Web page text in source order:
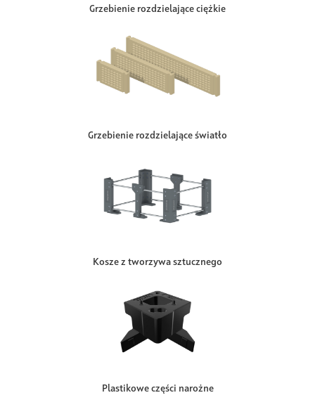
Grzebienie rozdzielające ciężkie
Grzebienie rozdzielające światło
Kosze z tworzywa sztucznego
Plastikowe części narożne